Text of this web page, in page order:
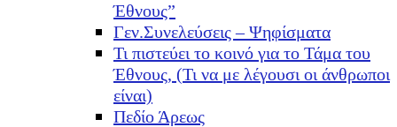
Έθνους”
Γεν.Συνελεύσεις – Ψηφίσματα
Τι πιστεύει το κοινό για το Τάμα του
Έθνους, (Τι να με λέγουσι οι άνθρωποι
είναι)
Πεδίο Άρεως